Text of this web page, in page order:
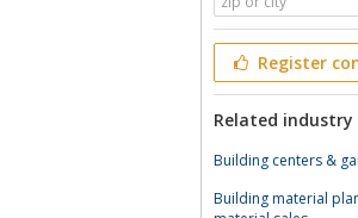
Register
Related industry
Building centers &
Building material